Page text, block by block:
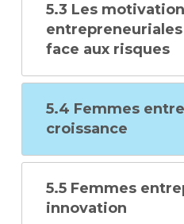
5.3 Les
face aux risques
5.4 Femmes
croissance
5.5 Femmes
innovation